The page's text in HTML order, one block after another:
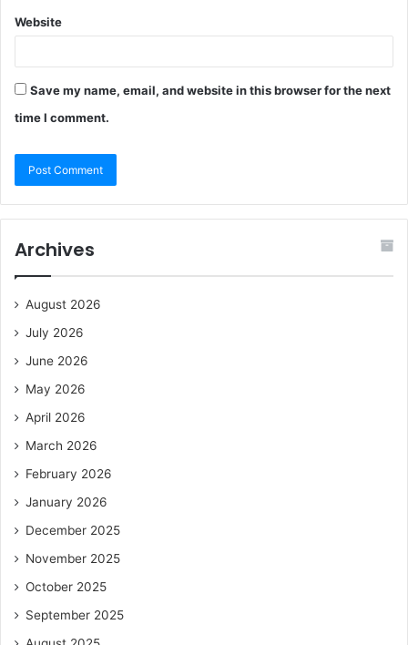
Website
Save my name, email, and website in this browser for the next
time I comment.
Archives
August 2026
July 2026
June 2026
May 2026
April 2026
March 2026
February 2026
January 2026
December 2025
November 2025
October 2025
September 2025